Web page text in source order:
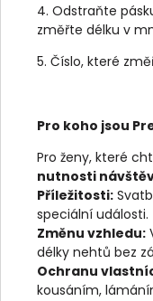
4. Odstraňte
změřte délku v
5. Číslo, které
Pro koho jsou
Pro ženy, které
nutnosti
Příležitosti:
speciální události.
Změnu vzhledu:
délky nehtů bez
Ochranu
kousáním,